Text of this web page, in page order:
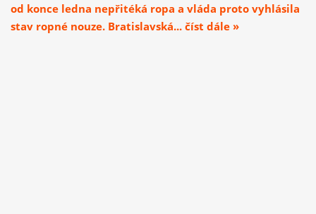
od konce ledna nepřitéká ropa a vláda proto vyhlásila
stav ropné nouze. Bratislavská... číst dále »